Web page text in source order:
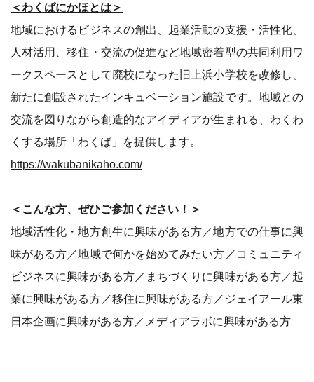
＜わくばにかほとは＞
地域におけるビジネスの創出、起業活動の支援・活性化、
人材活用、移住・交流の促進など地域密着型の共同利用ワ
ークスペースとして廃校になった旧上浜小学校を改修し、
新たに創設されたインキュベーション施設です。地域との
交流を図りながら創造的なアイディアが生まれる、わくわ
くする場所「わくば」を提供します。
https://wakubanikaho.com/
＜こんな方、ぜひご参加ください！＞
地域活性化・地方創生に興味がある方／地方での仕事に興
味がある方／地域で何かを始めてみたい方／コミュニティ
ビジネスに興味がある方／まちづくりに興味がある方／起
業に興味がある方／移住に興味がある方／ジェイアール東
日本企画に興味がある方／メディアラボに興味がある方